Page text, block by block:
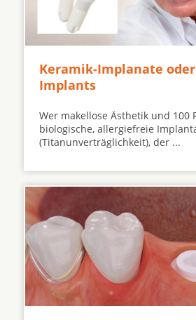
Keramik-Implanate
Implants
Wer makellose Ästhetik und 100
biologische, allergiefreie
(Titanunverträglichkeit), der ...